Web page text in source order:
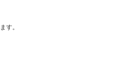
す。